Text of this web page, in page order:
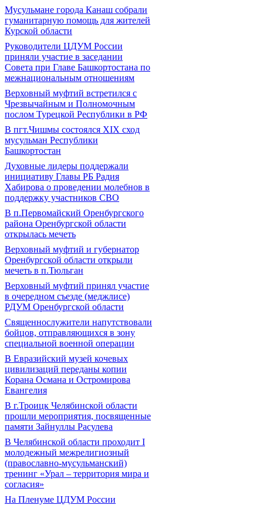
Мусульмане города Канаш собрали
гуманитарную помощь для жителей
Курской области
Руководители ЦДУМ России
приняли участие в заседании
Совета при Главе Башкортостана по
межнациональным отношениям
Верховный муфтий встретился с
Чрезвычайным и Полномочным
послом Турецкой Республики в РФ
В пгт.Чишмы состоялся XIX сход
мусульман Республики
Башкортостан
Духовные лидеры поддержали
инициативу Главы РБ Радия
Хабирова о проведении молебнов в
поддержку участников СВО
В п.Первомайский Оренбургского
района Оренбургской области
открылась мечеть
Верховный муфтий и губернатор
Оренбургской области открыли
мечеть в п.Тюльган
Верховный муфтий принял участие
в очередном съезде (меджлисе)
РДУМ Оренбургской области
Священнослужители напутствовали
бойцов, отправляющихся в зону
специальной военной операции
В Евразийский музей кочевых
цивилизаций переданы копии
Корана Османа и Остромирова
Евангелия
В г.Троицк Челябинской области
прошли мероприятия, посвященные
памяти Зайнуллы Расулева
В Челябинской области проходит I
молодежный межрелигиозный
(православно-мусульманский)
тренинг «Урал – территория мира и
согласия»
На Пленуме ЦДУМ России